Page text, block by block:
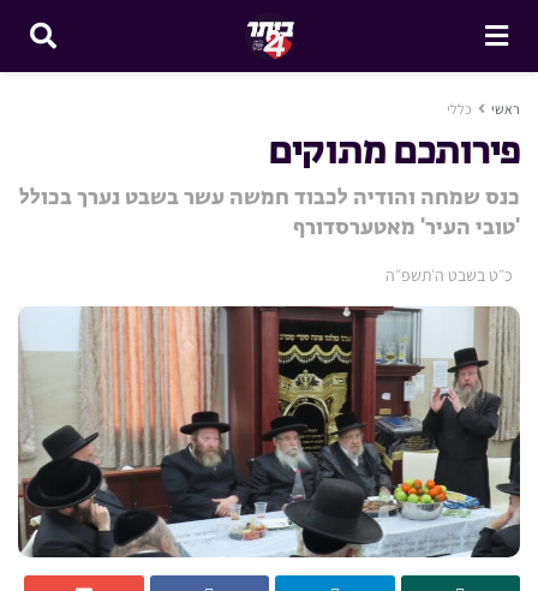
ראשי כללי
פירותכם מתוקים
כנס שמחה והודיה לכבוד חמשה עשר בשבט נערך בכולל
'טובי העיר' מאטערסדורף
כ״ט בשבט ה׳תשפ״ה